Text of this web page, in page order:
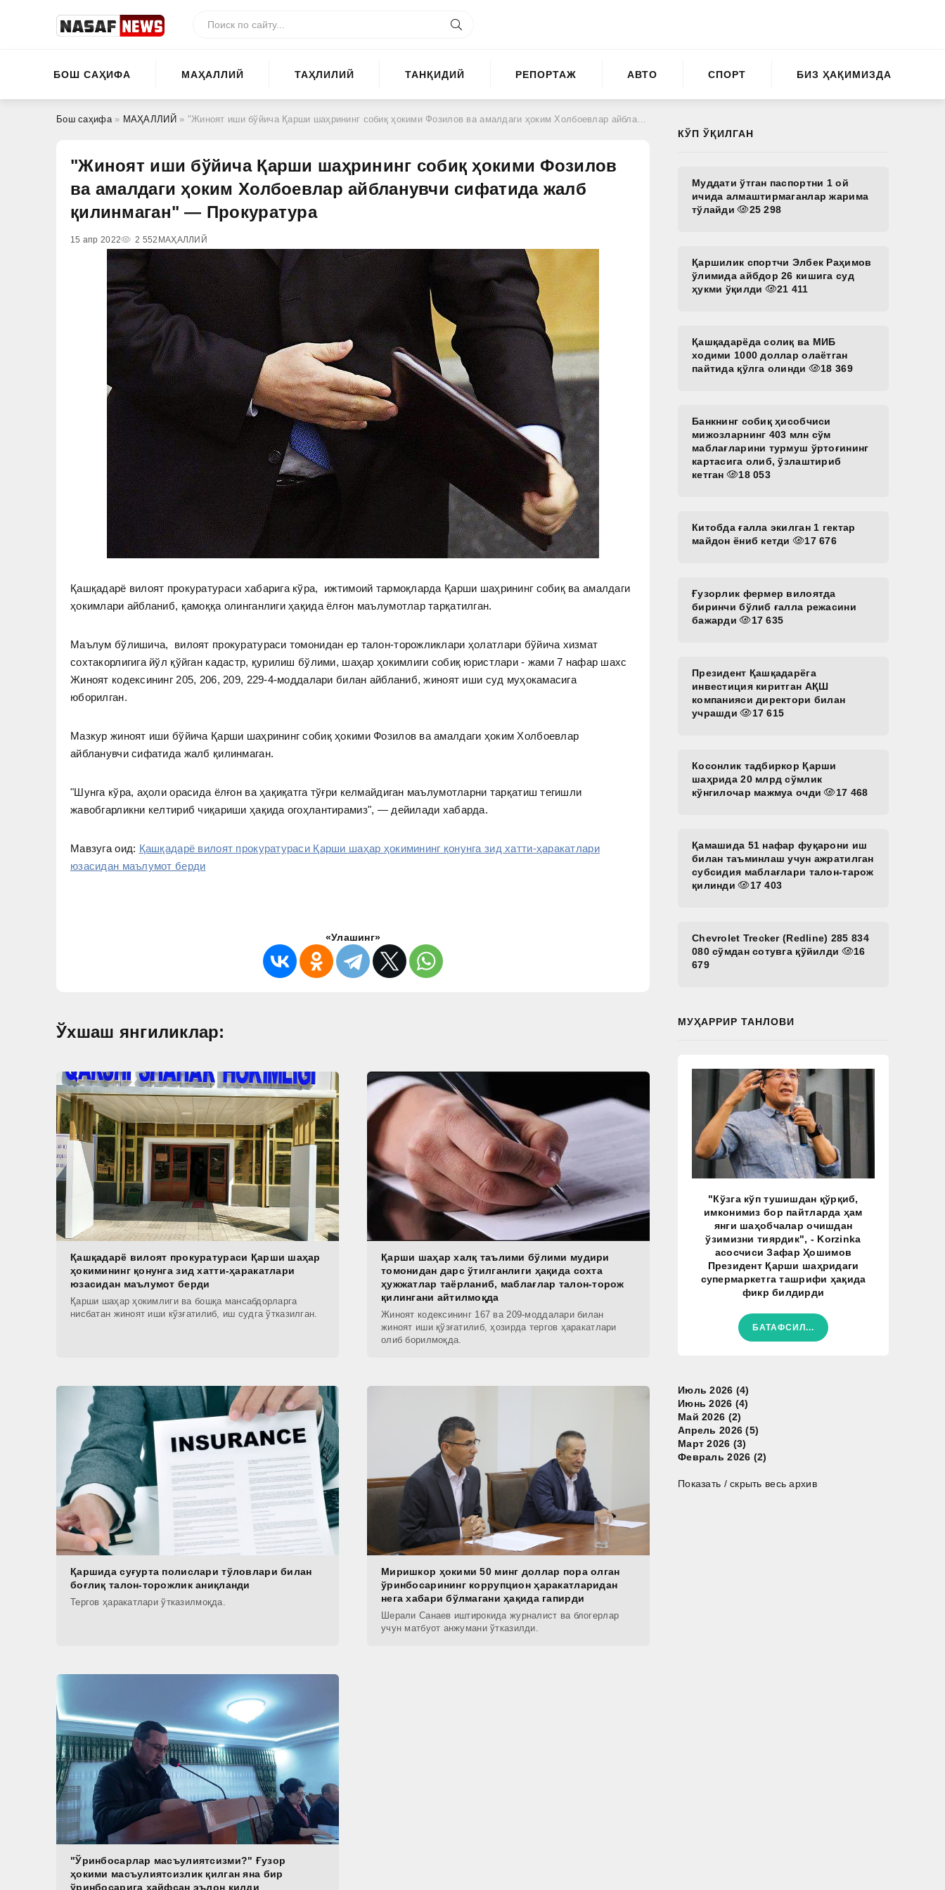
БОШ САҲИФА МАҲАЛЛИЙ ТАҲЛИЛИЙ ТАНҚИДИЙ РЕПОРТАЖ АВТО СПОРТ БИЗ ҲАҚИМИЗДА
Бош саҳифа» МАҲАЛЛИЙ » "Жиноят иши бўйича Қарши шаҳрининг собиқ ҳокими Фозилов ва амалдаги ҳоким Холбоевлар айбланувчи сифатида жалб қилинмаган" — Прокуратура
"Жиноят иши бўйича Қарши шаҳрининг собиқ ҳокими Фозилов
ва амалдаги ҳоким Холбоевлар айбланувчи сифатида жалб
қилинмаган" — Прокуратура
15 апр 2022 2 552 МАҲАЛЛИЙ
Қашқадарё вилоят прокуратураси хабарига кўра, ижтимоий тармоқларда Қарши шаҳрининг собиқ ва амалдаги
ҳокимлари айбланиб, қамоққа олинганлиги ҳақида ёлғон маълумотлар тарқатилган.
Маълум бўлишича, вилоят прокуратураси томонидан ер талон-торожликлари ҳолатлари бўйича хизмат
сохтакорлигига йўл қўйган кадастр, қурилиш бўлими, шаҳар ҳокимлиги собиқ юристлари - жами 7 нафар шахс
Жиноят кодексининг 205, 206, 209, 229-4-моддалари билан айбланиб, жиноят иши суд муҳокамасига
юборилган.
Мазкур жиноят иши бўйича Қарши шаҳрининг собиқ ҳокими Фозилов ва амалдаги ҳоким Холбоевлар
айбланувчи сифатида жалб қилинмаган.
"Шунга кўра, аҳоли орасида ёлғон ва ҳақиқатга тўғри келмайдиган маълумотларни тарқатиш тегишли
жавобгарликни келтириб чиқариши ҳақида огоҳлантирамиз", — дейилади хабарда.
Мавзуга оид: Қашқадарё вилоят прокуратураси Қарши шаҳар ҳокимининг қонунга зид хатти-ҳаракатлари
юзасидан маълумот берди
«Улашинг»
Ўхшаш янгиликлар:
Қашқадарё вилоят прокуратураси Қарши шаҳар
ҳокимининг қонунга зид хатти-ҳаракатлари
юзасидан маълумот берди
Қарши шаҳар ҳокимлиги ва бошқа мансабдорларга
нисбатан жиноят иши кўзғатилиб, иш судга ўтказилган.
Қарши шаҳар халқ таълими бўлими мудири
томонидан дарс ўтилганлиги ҳақида сохта
ҳужжатлар таёрланиб, маблағлар талон-торож
қилингани айтилмоқда
Жиноят кодексининг 167 ва 209-моддалари билан
жиноят иши қўзғатилиб, ҳозирда тергов ҳаракатлари
олиб борилмоқда.
Қаршида суғурта полислари тўловлари билан
боғлиқ талон-торожлик аниқланди
Тергов ҳаракатлари ўтказилмоқда.
Миришкор ҳокими 50 минг доллар пора олган
ўринбосарининг коррупцион ҳаракатларидан
нега хабари бўлмагани ҳақида гапирди
Шерали Санаев иштирокида журналист ва блогерлар
учун матбуот анжумани ўтказилди.
"Ўринбосарлар масъулиятсизми?" Ғузор
ҳокими масъулиятсизлик қилган яна бир
ўринбосарига ҳайфсан эълон қилди
КЎП ЎҚИЛГАН
Муддати ўтган паспортни 1 ой
ичида алмаштирмаганлар жарима
тўлайди
25 298
Қаршилик спортчи Элбек Раҳимов
ўлимида айбдор 26 кишига суд
ҳукми ўқилди
21 411
Қашқадарёда солиқ ва МИБ
ходими 1000 доллар олаётган
пайтида қўлга олинди
18 369
Банкнинг собиқ ҳисобчиси
мижозларнинг 403 млн сўм
маблағларини турмуш ўртоғининг
картасига олиб, ўзлаштириб
кетган
18 053
Китобда ғалла экилган 1 гектар
майдон ёниб кетди
17 676
Ғузорлик фермер вилоятда
биринчи бўлиб ғалла режасини
бажарди
17 635
Президент Қашқадарёга
инвестиция киритган АҚШ
компанияси директори билан
учрашди
17 615
Косонлик тадбиркор Қарши
шаҳрида 20 млрд сўмлик
кўнгилочар мажмуа очди
17 468
Қамашида 51 нафар фуқарони иш
билан таъминлаш учун ажратилган
субсидия маблағлари талон-тарож
қилинди
17 403
Chevrolet Trecker (Redline) 285 834
080 сўмдан сотувга қўйилди
16
679
МУҲАРРИР ТАНЛОВИ
"Кўзга кўп тушишдан қўрқиб,
имконимиз бор пайтларда ҳам
янги шаҳобчалар очишдан
ўзимизни тиярдик", - Korzinka
асосчиси Зафар Ҳошимов
Президент Қарши шаҳридаги
супермаркетга ташрифи ҳақида
фикр билдирди
БАТАФСИЛ...
Июль 2026 (4)
Июнь 2026 (4)
Май 2026 (2)
Апрель 2026 (5)
Март 2026 (3)
Февраль 2026 (2)
Показать / скрыть весь архив